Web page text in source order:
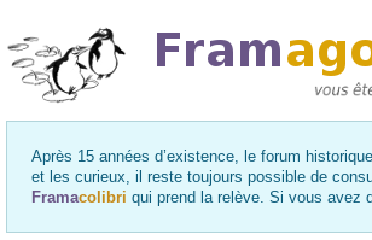
Après 15 années d’existence, le forum
et les curieux, il reste toujours possible de
Framacolibri qui prend la relève. Si vous